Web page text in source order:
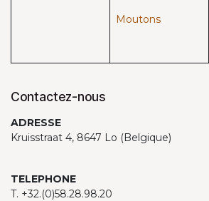
Moutons
Contactez-nous
ADRESSE
Kruisstraat 4, 8647 Lo (Belgique)
TELEPHONE
T. +32.(0)58.28.98.20